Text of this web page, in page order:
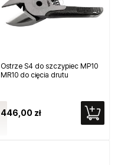
Ostrze S4 do szczypiec MP10
MR10 do cięcia drutu
446,00 zł